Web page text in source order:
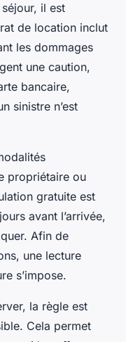
il est
de location inclut
les dommages
une caution,
bancaire,
sinistre n’est
propriétaire ou
gratuite est
avant l’arrivée,
Afin de
une lecture
s’impose.
la règle est
Cela permet